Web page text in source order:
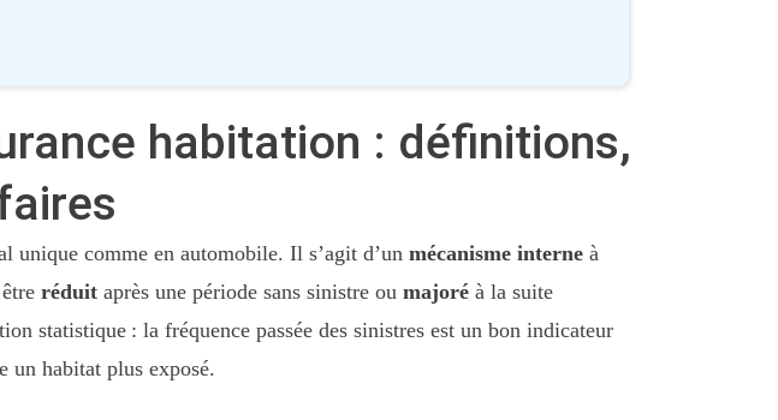
habitation : définitions,
unique comme en automobile. Il s’agit d’un mécanisme interne à
réduit après une période sans sinistre ou majoré à la suite
statistique : la fréquence passée des sinistres est un bon indicateur
un habitat plus exposé.